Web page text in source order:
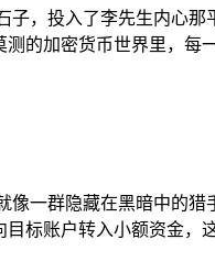
子，投入了李先生内心
的加密货币世界里，每
像一群隐藏在黑暗中的
标账户转入小额资金，